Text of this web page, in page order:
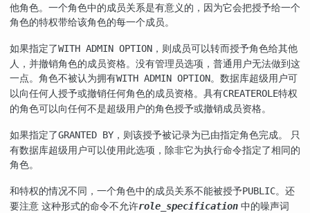
他角色。一个角色中的成员关系是有意义的，因为它会把授予给一个
角色的特权带给该角色的每一个成员。
如果指定了WITH ADMIN OPTION ，则成员可以转而授予角色给其他
人，并撤销角色的成员资格。没有管理员选项，普通用户无法做到这
一点。角色不被认为拥有WITH ADMIN OPTION。数据库超级用户可
以向任何人授予或撤销任何角色的成员资格。具有CREATEROLE特权
的角色可以向任何不是超级用户的角色授予或撤销成员资格。
如果指定了GRANTED BY ，则该授予被记录为已由指定角色完成。 只
有数据库超级用户可以使用此选项，除非它为执行命令指定了相同的
角色。
和特权的情况不同，一个角色中的成员关系不能被授予PUBLIC。还
要注意 这种形式的命令不允许role_specification 中的噪声词